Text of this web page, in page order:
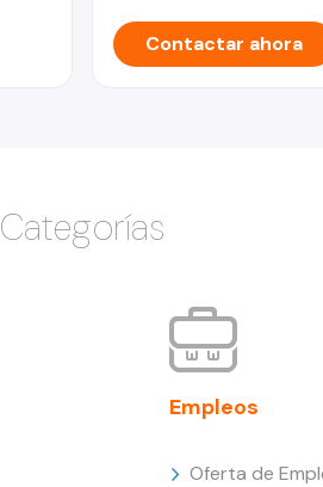
Contactar ahora
Categorías
Empleos
Oferta de